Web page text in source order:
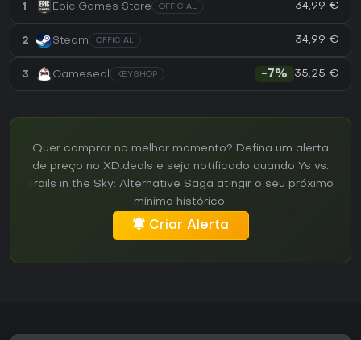
1 Epic Games Store OFFICIAL 34,99 €
2 Steam OFFICIAL 34,99 €
3 Gameseal KEYSHOP -7% 35,25 €
Quer comprar no melhor momento? Defina um alerta
de preço no XD.deals e seja notificado quando Ys vs.
Trails in the Sky: Alternative Saga atingir o seu próximo
mínimo histórico.
Criar Alerta